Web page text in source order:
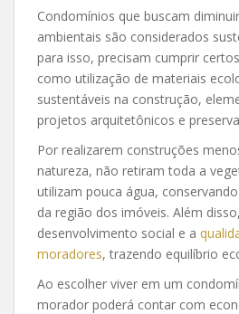
Condomínios que buscam
ambientais são considerados
para isso, precisam cumprir
como utilização de materiais
sustentáveis na construção,
projetos arquitetônicos e
Por realizarem construções
natureza, não retiram toda a
utilizam pouca água,
da região dos imóveis. Além
desenvolvimento social e a
moradores, trazendo equilíbrio
Ao escolher viver em um
morador poderá contar com